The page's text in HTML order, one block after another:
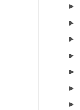
►
►
►
►
►
►
►